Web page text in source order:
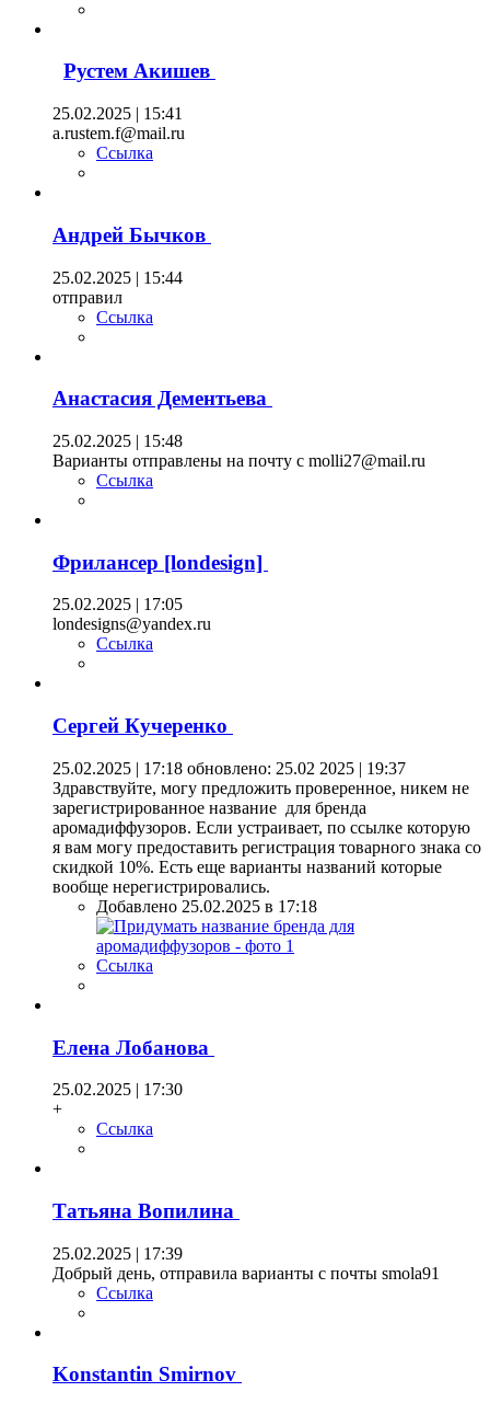
Рустем Акишев
25.02.2025 | 15:41
a.rustem.f@mail.ru
Ссылка
Андрей Бычков
25.02.2025 | 15:44
отправил
Ссылка
Анастасия Дементьева
25.02.2025 | 15:48
Варианты отправлены на почту с molli27@mail.ru
Ссылка
Фрилансер [londesign]
25.02.2025 | 17:05
londesigns@yandex.ru
Ссылка
Сергей Кучеренко
25.02.2025 | 17:18 обновлено: 25.02 2025 | 19:37
Здравствуйте, могу предложить проверенное, никем не
зарегистрированное название для бренда
аромадиффузоров. Если устраивает, по ссылке которую
я вам могу предоставить регистрация товарного знака со
скидкой 10%. Есть еще варианты названий которые
вообще нерегистрировались.
Добавлено 25.02.2025 в 17:18
Ссылка
Елена Лобанова
25.02.2025 | 17:30
+
Ссылка
Татьяна Вопилина
25.02.2025 | 17:39
Добрый день, отправила варианты с почты smola91
Ссылка
Konstantin Smirnov